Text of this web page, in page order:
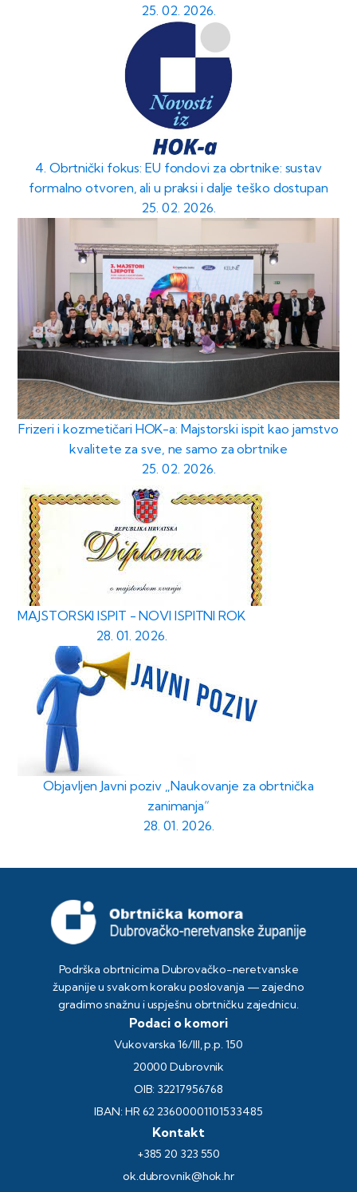
25. 02. 2026.
4. Obrtnički fokus: EU fondovi za obrtnike: sustav
formalno otvoren, ali u praksi i dalje teško dostupan
25. 02. 2026.
Frizeri i kozmetičari HOK-a: Majstorski ispit kao jamstvo
kvalitete za sve, ne samo za obrtnike
25. 02. 2026.
MAJSTORSKI ISPIT - NOVI ISPITNI ROK
28. 01. 2026.
Objavljen Javni poziv „Naukovanje za obrtnička
zanimanja“
28. 01. 2026.
Podrška obrtnicima Dubrovačko-neretvanske
županije u svakom koraku poslovanja — zajedno
gradimo snažnu i uspješnu obrtničku zajednicu.
Podaci o komori
Vukovarska 16/III, p.p. 150
20000 Dubrovnik
OIB: 32217956768
IBAN: HR 62 23600001101533485
Kontakt
+385 20 323 550
ok.dubrovnik@hok.hr